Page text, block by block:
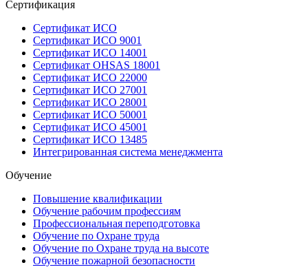
Сертификация
Сертификат ИСО
Сертификат ИСО 9001
Сертификат ИСО 14001
Сертификат OHSAS 18001
Сертификат ИСО 22000
Сертификат ИСО 27001
Сертификат ИСО 28001
Сертификат ИСО 50001
Сертификат ИСО 45001
Сертификат ИСО 13485
Интегрированная система менеджмента
Обучение
Повышение квалификации
Обучение рабочим профессиям
Профессиональная переподготовка
Обучение по Охране труда
Обучение по Охране труда на высоте
Обучение пожарной безопасности